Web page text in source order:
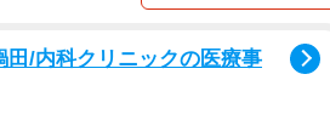
/内科クリニックの医療事